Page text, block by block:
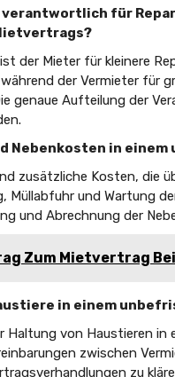
verantwortlich für
der Mieter für kleinere
der Vermieter für
genaue Aufteilung der
Nebenkosten in
zusätzliche Kosten, die
Müllabfuhr und Wartung
und Abrechnung der
Zum Mietvertrag
in einem
Haltung von Haustieren
zwischen
zu